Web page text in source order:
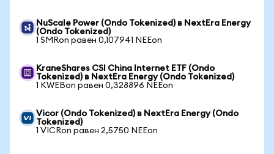
NuScale Power (Ondo Tokenized) в NextEra Energy
(Ondo Tokenized)
1 SMRon равен 0,107941 NEEon
KraneShares CSI China Internet ETF (Ondo
Tokenized) в NextEra Energy (Ondo Tokenized)
1 KWEBon равен 0,328896 NEEon
Vicor (Ondo Tokenized) в NextEra Energy (Ondo
Tokenized)
1 VICRon равен 2,5750 NEEon